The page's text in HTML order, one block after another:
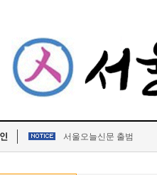
서울오늘신문 출범